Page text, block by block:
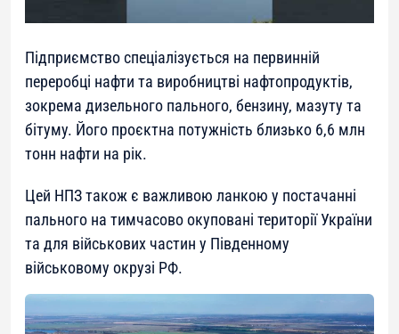
Підприємство спеціалізується на первинній
переробці нафти та виробництві нафтопродуктів,
зокрема дизельного пального, бензину, мазуту та
бітуму. Його проєктна потужність близько 6,6 млн
тонн нафти на рік.
Цей НПЗ також є важливою ланкою у постачанні
пального на тимчасово окуповані території України
та для військових частин у Південному
військовому окрузі РФ.